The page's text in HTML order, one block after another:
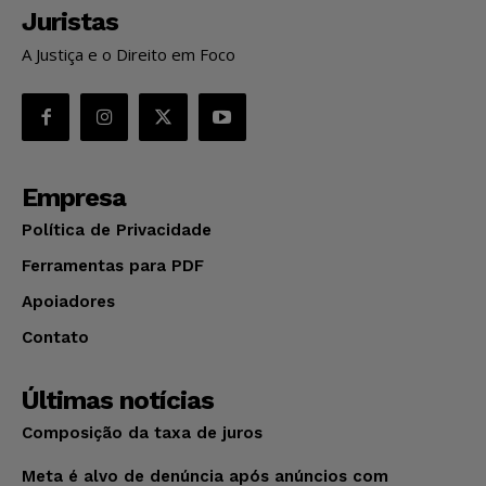
Juristas
A Justiça e o Direito em Foco
Empresa
Política de Privacidade
Ferramentas para PDF
Apoiadores
Contato
Últimas notícias
Composição da taxa de juros
Meta é alvo de denúncia após anúncios com